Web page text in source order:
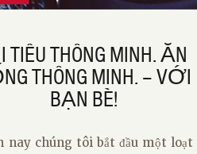
TIÊU THÔNG MINH. ĂN
THÔNG MINH. – VỚI
BẠN BÈ!
nay chúng tôi bắt đầu một loạt